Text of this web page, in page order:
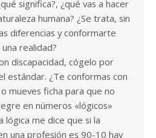
significa?, ¿qué vas a hacer
humana? ¿Se trata, sin
diferencias y conformarte
realidad?
discapacidad, cógelo por
estándar. ¿Te conformas con
mueves ficha para que no
en números «lógicos»
lógica me dice que si la
una profesión es 90-10 hay